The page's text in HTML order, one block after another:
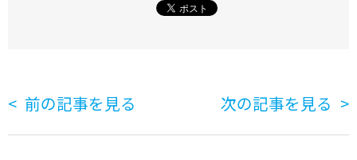
前の記事を見る 次の記事を見る